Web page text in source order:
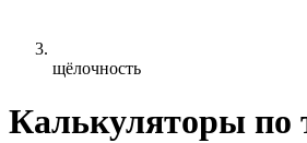
щёлочность
Калькуляторы по